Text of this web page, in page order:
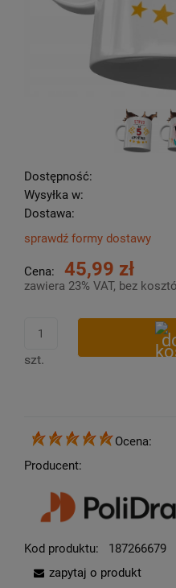
Dostępność:
Wysyłka w:
Dostawa:
Cena nie zawiera
sprawdź formy dostawy
Cena: 45,99 zł
zawiera 23% VAT, bez
szt.
Ocena:
Producent:
Kod produktu:
187266679
zapytaj o produkt